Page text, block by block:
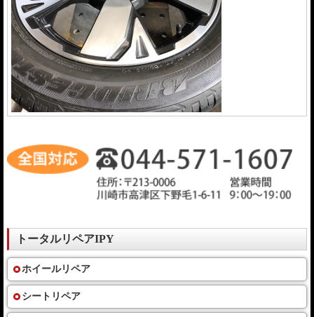
トータルリペアIPY
ホイールリペア
シートリペア